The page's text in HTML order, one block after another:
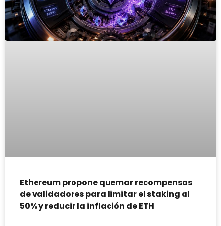
Ethereum propone quemar recompensas
de validadores para limitar el staking al
50% y reducir la inflación de ETH